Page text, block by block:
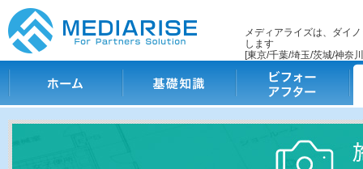
メディアライズは、ダイ
します
[東京/千葉/埼玉/茨城/神奈
ホーム 基礎知識 ビフォー・アフター 施